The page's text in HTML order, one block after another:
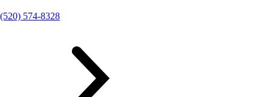
(520) 574-8328